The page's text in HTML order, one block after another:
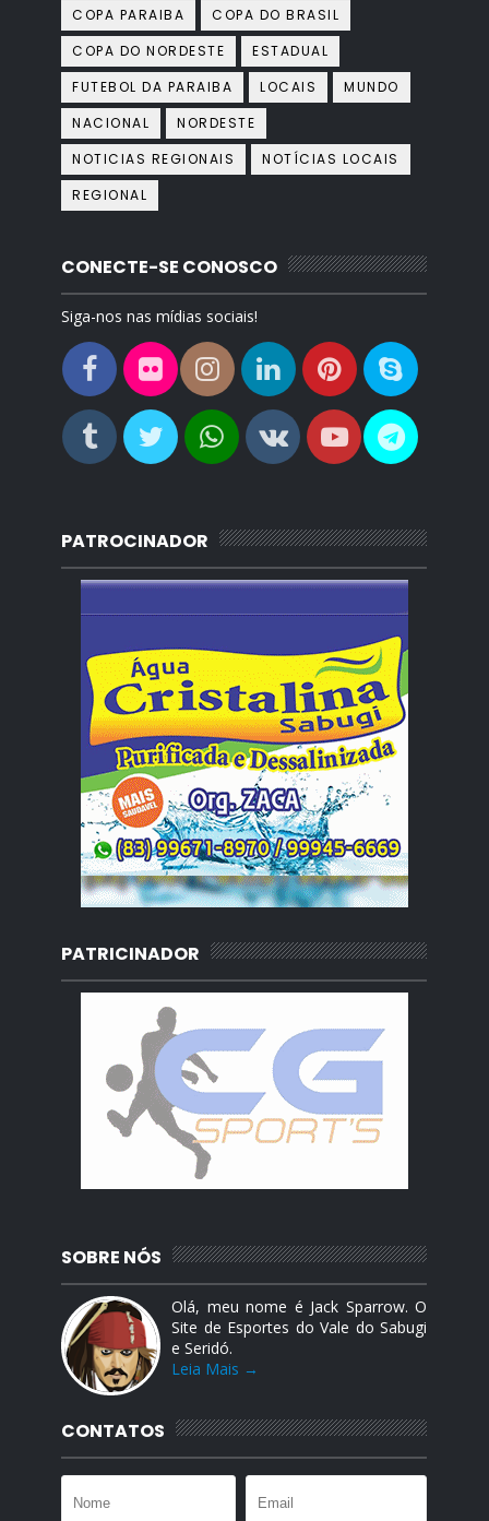
COPA PARAIBA
COPA DO BRASIL
COPA DO NORDESTE
ESTADUAL
FUTEBOL DA PARAIBA
LOCAIS
MUNDO
NACIONAL
NORDESTE
NOTICIAS REGIONAIS
NOTÍCIAS LOCAIS
REGIONAL
CONECTE-SE CONOSCO
Siga-nos nas mídias sociais!
PATROCINADOR
PATRICINADOR
SOBRE NÓS
Olá, meu nome é Jack Sparrow. O
Site de Esportes do Vale do Sabugi
e Seridó.
Leia Mais →
CONTATOS